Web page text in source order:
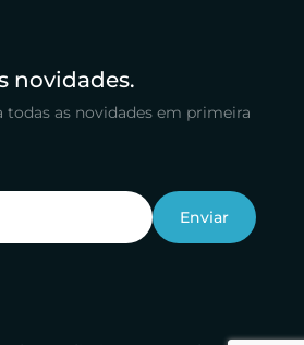
novidades.
todas as novidades em primeira